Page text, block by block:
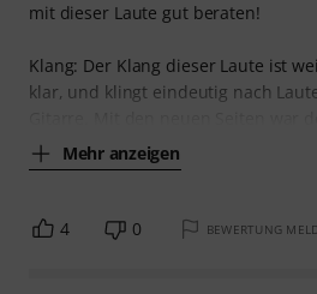
mit dieser Laute gut beraten!
Klang: Der Klang dieser Laute ist
klar, und klingt eindeutig nach
Mehr anzeigen
4 0 BEWERTUNG